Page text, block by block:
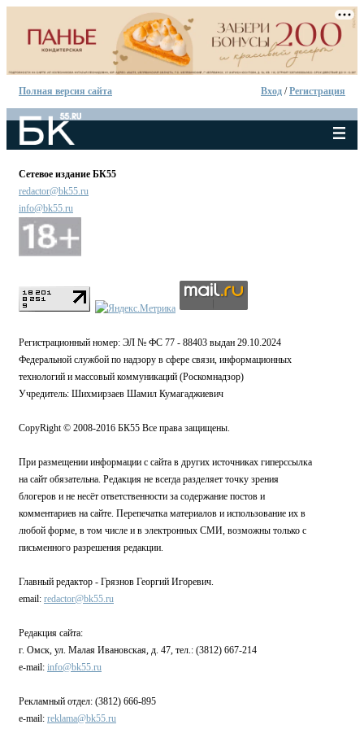
Полная версия сайта Вход /Регистрация
Сетевое издание БК55
redactor@bk55.ru
info@bk55.ru
Регистрационный номер: ЭЛ № ФС 77 - 88403 выдан 29.10.2024
Федеральной службой по надзору в сфере связи, информационных
технологий и массовый коммуникаций (Роскомнадзор)
Учредитель: Шихмирзаев Шамил Кумагаджиевич
CopyRight © 2008-2016 БК55 Все права защищены.
При размещении информации с сайта в других источниках гиперссылка
на сайт обязательна. Редакция не всегда разделяет точку зрения
блогеров и не несёт ответственности за содержание постов и
комментариев на сайте. Перепечатка материалов и использование их в
любой форме, в том числе и в электронных СМИ, возможны только с
письменного разрешения редакции.
Главный редактор - Грязнов Георгий Игоревич.
email: redactor@bk55.ru
Редакция сайта:
г. Омск, ул. Малая Ивановская, д. 47, тел.: (3812) 667-214
e-mail: info@bk55.ru
Рекламный отдел: (3812) 666-895
e-mail: reklama@bk55.ru